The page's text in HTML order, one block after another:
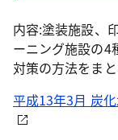
内容:塗装施設、
ーニング施設の4
対策の方法をまと
平成13年3月 炭